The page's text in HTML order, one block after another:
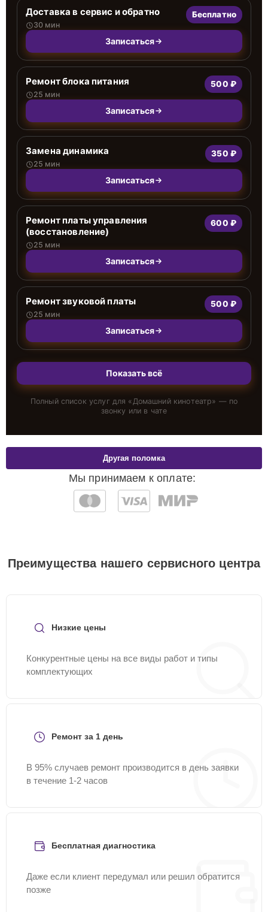
Доставка в сервис и обратно
30 мин
Бесплатно
Записаться
Ремонт блока питания
25 мин
500 ₽
Записаться
Замена динамика
25 мин
350 ₽
Записаться
Ремонт платы управления
(восстановление)
25 мин
600 ₽
Записаться
Ремонт звуковой платы
25 мин
500 ₽
Записаться
Показать всё
Полный список услуг для «Домашний кинотеатр» — по
звонку или в чате
Мы принимаем к оплате:
Другая поломка
Преимущества нашего сервисного центра
Низкие цены
Конкурентные цены на все виды работ и типы
комплектующих
Ремонт за 1 день
В 95% случаев ремонт производится в день заявки
в течение 1-2 часов
Бесплатная диагностика
Даже если клиент передумал или решил обратится
позже